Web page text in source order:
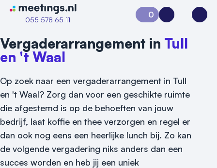
Naar home van Meetings
055 578 65 11
Vraag locatie aan
0
Aanvraag 0Inloggen
Vergaderarrangement in Tull
en 't Waal
Op zoek naar een vergaderarrangement in Tull
en 't Waal? Zorg dan voor een geschikte ruimte
die afgestemd is op de behoeften van jouw
bedrijf, laat koffie en thee verzorgen en regel er
dan ook nog eens een heerlijke lunch bij. Zo kan
de volgende vergadering niks anders dan een
succes worden en heb jij een uniek